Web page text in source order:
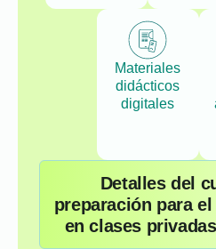
Materiales
didácticos
digitales
Detalles del
preparación para el
en clases